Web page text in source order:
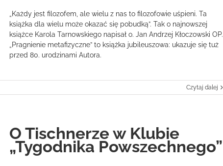
„Każdy jest filozofem, ale wielu z nas to filozofowie uśpieni. Ta
książka dla wielu może okazać się pobudką”. Tak o najnowszej
książce Karola Tarnowskiego napisał o. Jan Andrzej Kłoczowski OP.
„Pragnienie metafizyczne” to książka jubileuszowa: ukazuje się tuż
przed 80. urodzinami Autora.
Czytaj dalej
O Tischnerze w Klubie
„Tygodnika Powszechnego”